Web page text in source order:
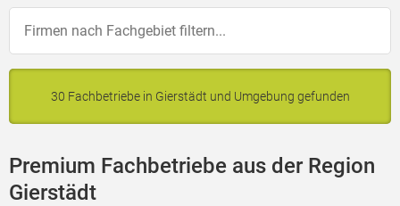
30 Fachbetriebe in Gierstädt und Umgebung gefunden
Premium Fachbetriebe aus der Region
Gierstädt